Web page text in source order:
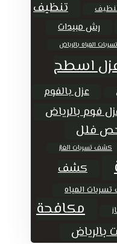
تنظيف
رش مبيدات
المياه بالرياض
اسطح
عزل بالفوم
فوم بالرياض
فلل
كشف تسربات الغاز
كشف
المياه
مكافحة
بالرياض